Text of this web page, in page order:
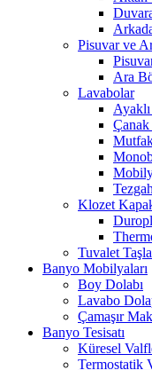
Pisuvar ve
Ara
Lavabolar
Klozet
Tuvalet
Banyo Mobilyaları
Boy Dolabı
Lavabo
Çamaşır
Banyo Tesisatı
Küresel
Termostatik